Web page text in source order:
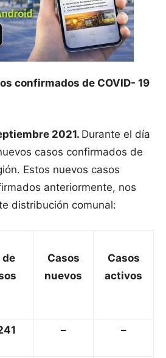
confirmados de COVID- 19
2021. Durante el día
casos confirmados de
Estos nuevos casos
anteriormente, nos
distribución comunal:
de
Casos
nuevos
Casos
activos
– –